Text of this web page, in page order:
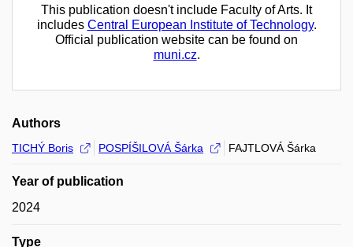
This publication doesn't include Faculty of Arts. It
includes Central European Institute of Technology.
Official publication website can be found on
muni.cz.
Authors
TICHÝ Boris POSPÍŠILOVÁ Šárka FAJTLOVÁ Šárka
Year of publication
2024
Type